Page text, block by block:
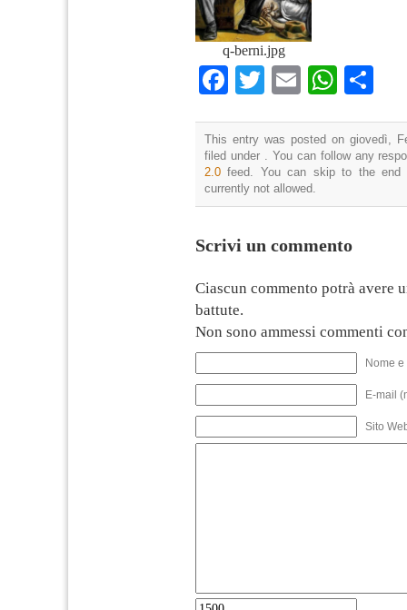
q-berni.jpg
Facebook
TwitterEmail
This entry was posted on giovedì,
filed under . You can follow any
2.0 feed. You can skip to the end
currently not allowed.
Scrivi un commento
Ciascun commento potrà avere
battute.
Non sono ammessi commenti
Nome
E-mail
Sito